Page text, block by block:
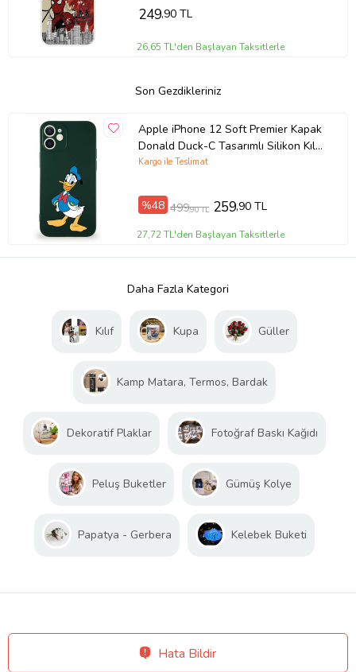
249,90 TL
26,65 TL'den Başlayan Taksitlerle
Son Gezdikleriniz
Apple iPhone 12 Soft Premier Kapak
Donald Duck-C Tasarımlı Silikon Kılıf
- Yeşil (Şeffaf)
Kargo ile Teslimat
%48 499,90 TL 259,90 TL
27,72 TL'den Başlayan Taksitlerle
Daha Fazla Kategori
Kılıf Kupa Güller
Kamp Matara, Termos, Bardak
Dekoratif Plaklar Fotoğraf Baskı Kağıdı
Peluş Buketler Gümüş Kolye
Papatya - Gerbera Kelebek Buketi
Hata Bildir